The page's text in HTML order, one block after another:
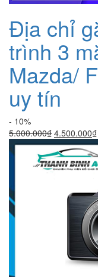
Địa chỉ
trình 3
Mazda/
uy tín
- 10%
5.000.000₫ Giá
gốc
là:
5.000.000₫.
4.500.000₫